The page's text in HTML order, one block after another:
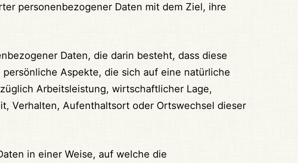
personenbezogener Daten mit dem Ziel, ihre
Daten, die darin besteht, dass diese
Aspekte, die sich auf eine natürliche
Arbeitsleistung, wirtschaftlicher Lage,
Verhalten, Aufenthaltsort oder Ortswechsel dieser
in einer Weise, auf welche die